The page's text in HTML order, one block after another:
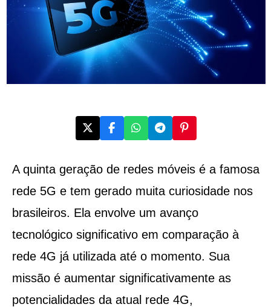
A quinta geração de redes móveis é a famosa
rede 5G e tem gerado muita curiosidade nos
brasileiros. Ela envolve um avanço
tecnológico significativo em comparação à
rede 4G já utilizada até o momento. Sua
missão é aumentar significativamente as
potencialidades da atual rede 4G,